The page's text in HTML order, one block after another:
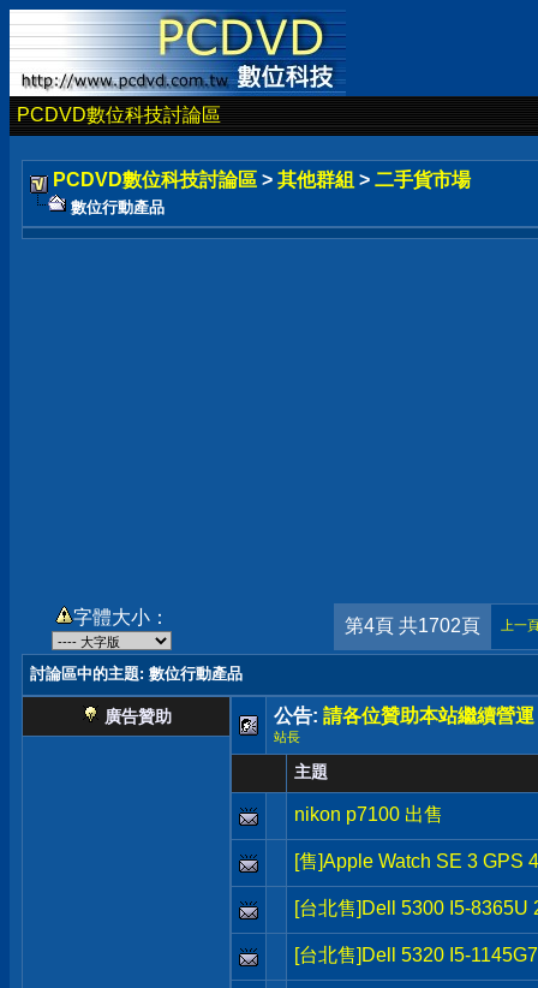
PCDVD數位科技討論區
PCDVD數位科技討論區 > 其他群組 > 二手貨市場
數位行動產品
字體大小： 第4頁 共1702頁 上一
討論區中的主題: 數位行動產品
廣告贊助 公告: 請各位贊助本站繼續營運
站長
主題
nikon p7100 出售
[售]Apple Watch SE 3 GPS
[台北售]Dell 5300 I5-8365U
[台北售]Dell 5320 I5-